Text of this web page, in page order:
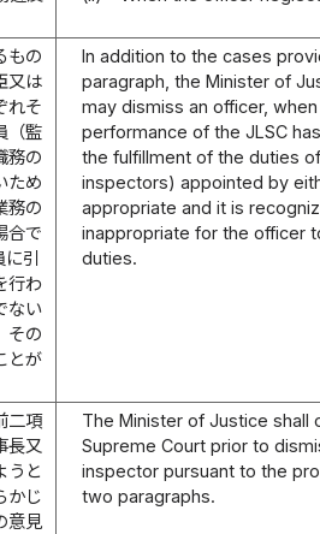
もの
又は
れそ
（監
務の
ため
務の
合で
引
行わ
ない
その
とが
In addition to the cases
paragraph, the Minister of
may dismiss an officer,
performance of the JLSC
the fulfillment of the duties
inspectors) appointed by
appropriate and it is
inappropriate for the officer
duties.
二項
長又
うと
かじ
意見
The Minister of Justice shall
Supreme Court prior to
inspector pursuant to the
two paragraphs.